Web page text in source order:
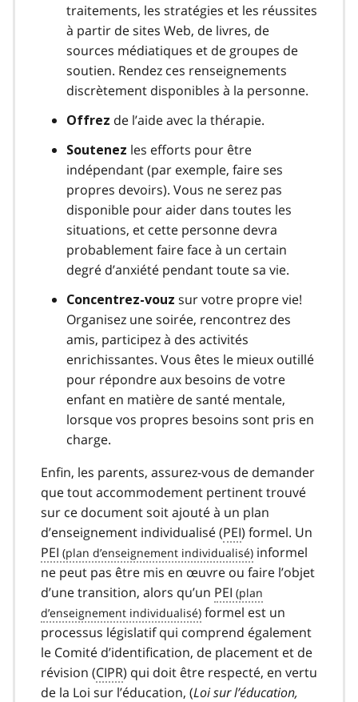
traitements, les stratégies et les réussites
à partir de sites Web, de livres, de
sources médiatiques et de groupes de
soutien. Rendez ces renseignements
discrètement disponibles à la personne.
Offrez de l’aide avec la thérapie.
Soutenez les efforts pour être
indépendant (par exemple, faire ses
propres devoirs). Vous ne serez pas
disponible pour aider dans toutes les
situations, et cette personne devra
probablement faire face à un certain
degré d’anxiété pendant toute sa vie.
Concentrez-vouz sur votre propre vie!
Organisez une soirée, rencontrez des
amis, participez à des activités
enrichissantes. Vous êtes le mieux outillé
pour répondre aux besoins de votre
enfant en matière de santé mentale,
lorsque vos propres besoins sont pris en
charge.
Enfin, les parents, assurez-vous de demander
que tout accommodement pertinent trouvé
sur ce document soit ajouté à un plan
d’enseignement individualisé (PEI) formel. Un
PEI
informel
ne peut pas être mis en œuvre ou faire l’objet
d’une transition, alors qu’un PEI
formel est un
processus législatif qui comprend également
le Comité d’identification, de placement et de
révision (CIPR) qui doit être respecté, en vertu
de la Loi sur l’éducation, (Loi sur l’éducation,